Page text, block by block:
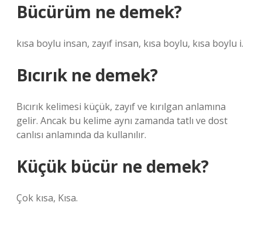
Bücürüm ne demek?
kısa boylu insan, zayıf insan, kısa boylu, kısa boylu i.
Bıcırık ne demek?
Bıcırık kelimesi küçük, zayıf ve kırılgan anlamına
gelir. Ancak bu kelime aynı zamanda tatlı ve dost
canlısı anlamında da kullanılır.
Küçük bücür ne demek?
Çok kısa, Kısa.